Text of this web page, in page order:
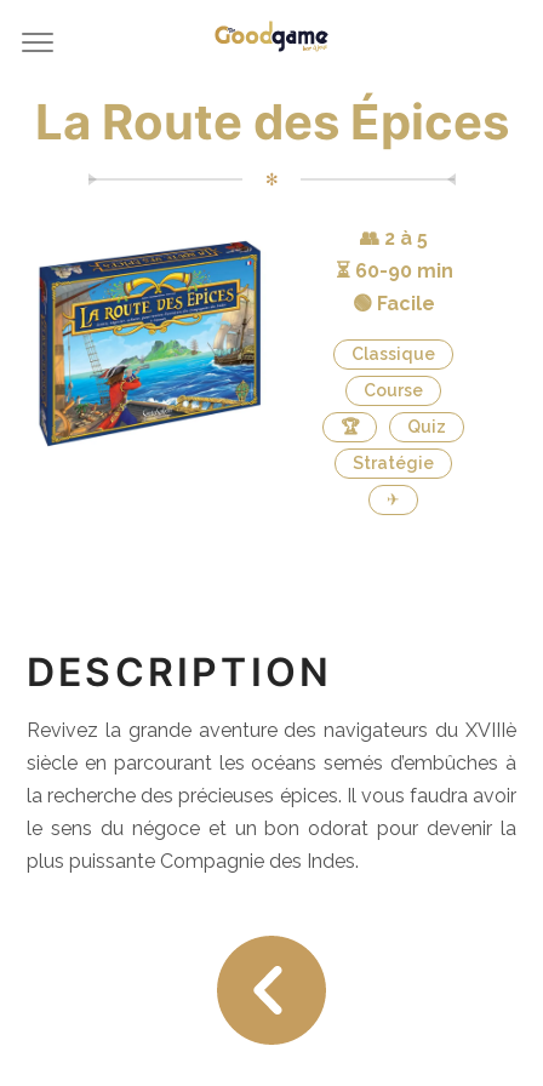
La Route des Épices
✻
👥 2 à 5
⏳ 60-90 min
🟢 Facile
Classique
Course
🏆
Quiz
Stratégie
✈️
DESCRIPTION
Revivez la grande aventure des navigateurs du XVIIIè
siècle en parcourant les océans semés d’embûches à
la recherche des précieuses épices. Il vous faudra avoir
le sens du négoce et un bon odorat pour devenir la
plus puissante Compagnie des Indes.